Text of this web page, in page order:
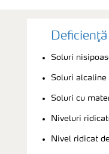
Soluri
Soluri alcaline
Soluri cu
Niveluri
Nivel ridicat